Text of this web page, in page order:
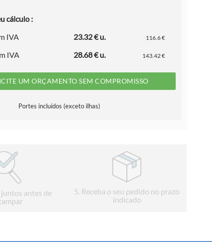
cálculo :
IVA
23.32 € u. 116.6 €
IVA 28.68 € u. 143.42 €
UM ORÇAMENTO SEM COMPROMISSO
Portes incluídos (exceto ilhas)
juntos antes de
5 . Receba o seu pedido no prazo
indicado